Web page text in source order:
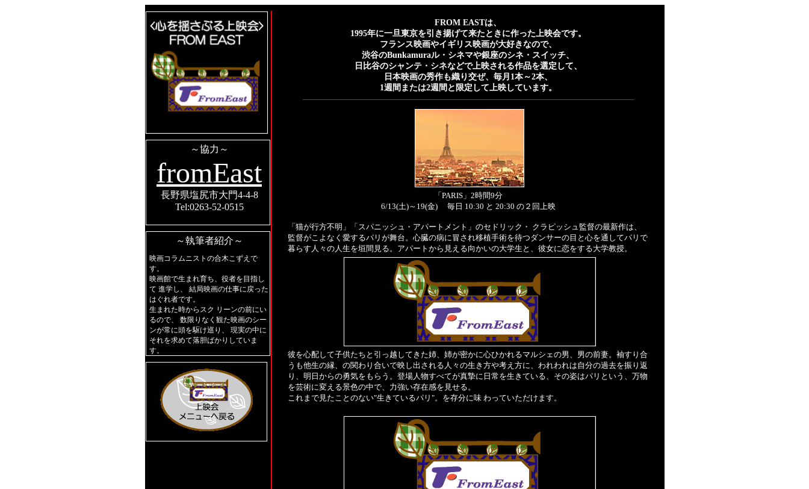
～協力～
fromEast
長野県塩尻市大門4-4-8
Tel:0263-52-0515
～執筆者紹介～
映画コラムニストの合木こずえで
す。
映画館で生まれ育ち、役者を目指し
て 進学し、 結局映画の仕事に戻った
はぐれ者です。
生まれた時からスク リーンの前にい
るので、 数限りなく観た映画のシー
ンが常に頭を駆け巡り、 現実の中に
それを求めて落胆ばかりしていま
す。
FROM EASTは、
1995年に一旦東京を引き揚げて来たときに作った上映会です。
フランス映画やイギリス映画が大好きなので、
渋谷のBunkamuraル・シネマや銀座のシネ・スイッチ、
日比谷のシャンテ・シネなどで上映される作品を選定して、
日本映画の秀作も織り交ぜ、毎月1本～2本、
1週間または2週間と限定して上映しています。
「PARIS」2時間9分
6/13(土)～19(金) 毎日 10:30 と 20:30 の２回上映
「猫が行方不明」「スパニッシュ・アパートメント」のセドリック・ クラピッシュ監督の最新作は、
監督がこよなく愛するパリが舞台。心臓の病に冒され移植手術を待つダンサーの目と心を通してパリで
暮らす人々の人生を垣間見る。アパートから見える向かいの大学生と、彼女に恋をする大学教授。
彼を心配して子供たちと引っ越してきた姉、姉が密かに心ひかれるマルシェの男、男の前妻。袖すり合
うも他生の縁、の関わり合いで映し出される人々の生き方や考え方に、われわれは自分の過去を振り返
り、明日からの勇気をもらう。登場人物すべてが真摯に日常を生きている、その姿はパリという、万物
を芸術に変える景色の中で、力強い存在感を見せる。
これまで見たことのない"生きているパリ"。を存分に味 わっていただけます。